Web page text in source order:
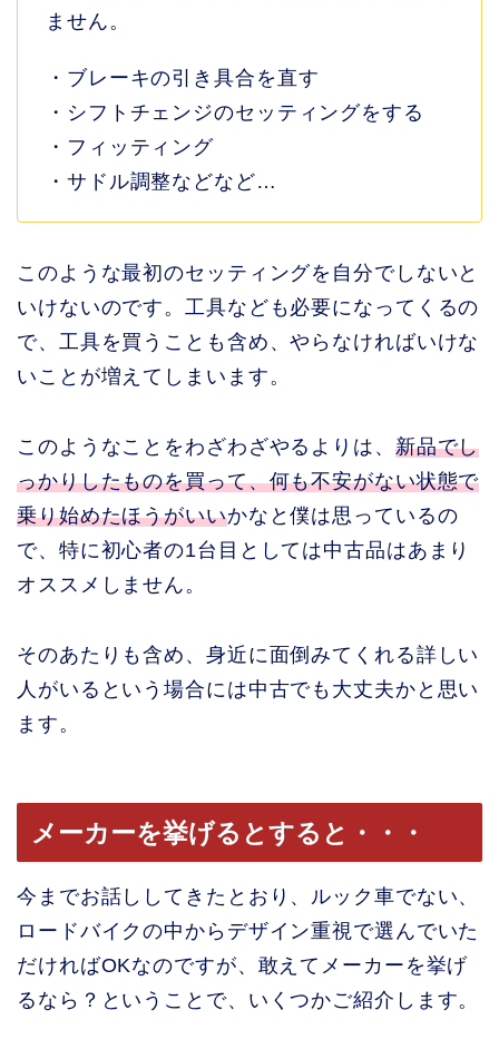
ません。
・ブレーキの引き具合を直す
・シフトチェンジのセッティングをする
・フィッティング
・サドル調整などなど…
このような最初のセッティングを自分でしないと
いけないのです。工具なども必要になってくるの
で、工具を買うことも含め、やらなければいけな
いことが増えてしまいます。
このようなことをわざわざやるよりは、 新品でし
っかりしたものを買って、何も不安がない状態で
乗り始めたほうがいいかなと僕は思っているの
で、特に初心者の1台目としては中古品はあまり
オススメしません。
そのあたりも含め、身近に面倒みてくれる詳しい
人がいるという場合には中古でも大丈夫かと思い
ます。
メーカーを挙げるとすると・・・
今までお話ししてきたとおり、ルック車でない、
ロードバイクの中からデザイン重視で選んでいた
だければOKなのですが、敢えてメーカーを挙げ
るなら？ということで、いくつかご紹介します。